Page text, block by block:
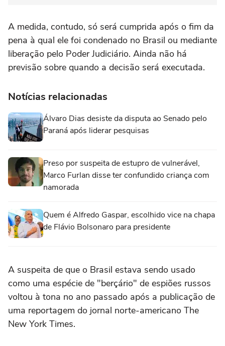
A medida, contudo, só será cumprida após o fim da
pena à qual ele foi condenado no Brasil ou mediante
liberação pelo Poder Judiciário. Ainda não há
previsão sobre quando a decisão será executada.
Notícias relacionadas
Álvaro Dias desiste da disputa ao Senado pelo
Paraná após liderar pesquisas
Preso por suspeita de estupro de vulnerável,
Marco Furlan disse ter confundido criança com
namorada
Quem é Alfredo Gaspar, escolhido vice na chapa
de Flávio Bolsonaro para presidente
A suspeita de que o Brasil estava sendo usado
como uma espécie de "berçário" de espiões russos
voltou à tona no ano passado após a publicação de
uma reportagem do jornal norte-americano The
New York Times.